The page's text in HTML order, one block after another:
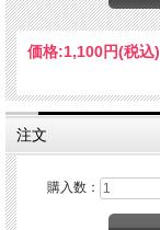
価格:1,100円(税込)
注文
購入数：